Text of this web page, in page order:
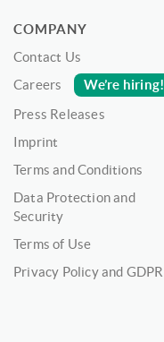
COMPANY
Contact Us
Careers
We’re hiring!
Press Releases
Imprint
Terms and Conditions
Data Protection and
Security
Terms of Use
Privacy Policy and GDPR